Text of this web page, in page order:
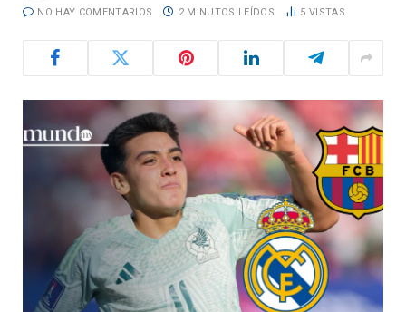
NO HAY COMENTARIOS 2 MINUTOS LEÍDOS 5 VISTAS